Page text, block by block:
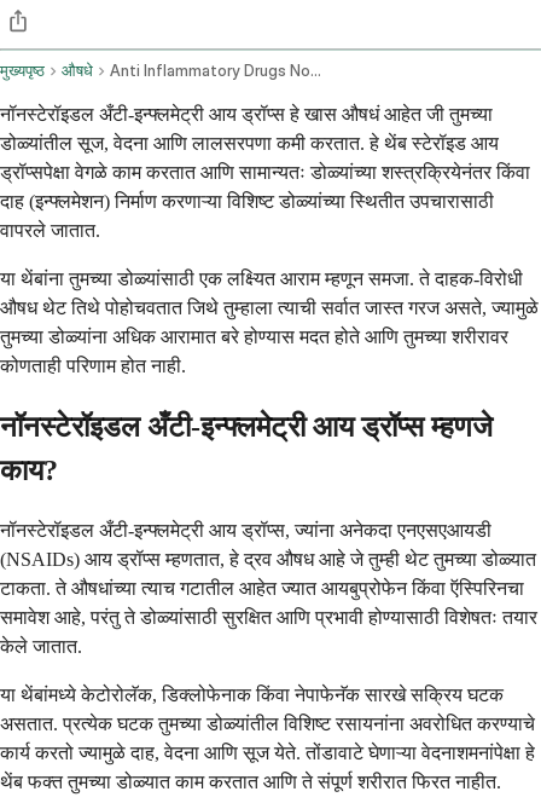
मुख्यपृष्ठ औषधे Anti Inflammatory Drugs Nonsteroidal Ophthalmic Route
नॉनस्टेरॉइडल अँटी-इन्फ्लमेट्री आय ड्रॉप्स हे खास औषधं आहेत जी तुमच्या
डोळ्यांतील सूज, वेदना आणि लालसरपणा कमी करतात. हे थेंब स्टेरॉइड आय
ड्रॉप्सपेक्षा वेगळे काम करतात आणि सामान्यतः डोळ्यांच्या शस्त्रक्रियेनंतर किंवा
दाह (इन्फ्लमेशन) निर्माण करणाऱ्या विशिष्ट डोळ्यांच्या स्थितीत उपचारासाठी
वापरले जातात.
या थेंबांना तुमच्या डोळ्यांसाठी एक लक्ष्यित आराम म्हणून समजा. ते दाहक-विरोधी
औषध थेट तिथे पोहोचवतात जिथे तुम्हाला त्याची सर्वात जास्त गरज असते, ज्यामुळे
तुमच्या डोळ्यांना अधिक आरामात बरे होण्यास मदत होते आणि तुमच्या शरीरावर
कोणताही परिणाम होत नाही.
नॉनस्टेरॉइडल अँटी-इन्फ्लमेट्री आय ड्रॉप्स म्हणजे
काय?
नॉनस्टेरॉइडल अँटी-इन्फ्लमेट्री आय ड्रॉप्स, ज्यांना अनेकदा एनएसएआयडी
(NSAIDs) आय ड्रॉप्स म्हणतात, हे द्रव औषध आहे जे तुम्ही थेट तुमच्या डोळ्यात
टाकता. ते औषधांच्या त्याच गटातील आहेत ज्यात आयबुप्रोफेन किंवा ऍस्पिरिनचा
समावेश आहे, परंतु ते डोळ्यांसाठी सुरक्षित आणि प्रभावी होण्यासाठी विशेषतः तयार
केले जातात.
या थेंबांमध्ये केटोरोलॅक, डिक्लोफेनाक किंवा नेपाफेनॅक सारखे सक्रिय घटक
असतात. प्रत्येक घटक तुमच्या डोळ्यांतील विशिष्ट रसायनांना अवरोधित करण्याचे
कार्य करतो ज्यामुळे दाह, वेदना आणि सूज येते. तोंडावाटे घेणाऱ्या वेदनाशमनांपेक्षा हे
थेंब फक्त तुमच्या डोळ्यात काम करतात आणि ते संपूर्ण शरीरात फिरत नाहीत.